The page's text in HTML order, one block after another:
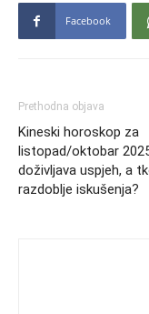
Facebook
Prethodna objava
Kineski horoskop za
listopad/oktobar
doživljava uspjeh, a
razdoblje iskušenja?